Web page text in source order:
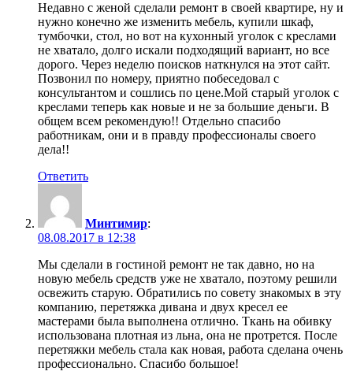
Недавно с женой сделали ремонт в своей квартире, ну и
нужно конечно же изменить мебель, купили шкаф,
тумбочки, стол, но вот на кухонный уголок с креслами
не хватало, долго искали подходящий вариант, но все
дорого. Через неделю поисков наткнулся на этот сайт.
Позвонил по номеру, приятно побеседовал с
консультантом и сошлись по цене.Мой старый уголок с
креслами теперь как новые и не за большие деньги. В
общем всем рекомендую!! Отдельно спасибо
работникам, они и в правду профессионалы своего
дела!!
Ответить
Минтимир:
08.08.2017 в 12:38
Мы сделали в гостиной ремонт не так давно, но на
новую мебель средств уже не хватало, поэтому решили
освежить старую. Обратились по совету знакомых в эту
компанию, перетяжка дивана и двух кресел ее
мастерами была выполнена отлично. Ткань на обивку
использована плотная из льна, она не протрется. После
перетяжки мебель стала как новая, работа сделана очень
профессионально. Спасибо большое!